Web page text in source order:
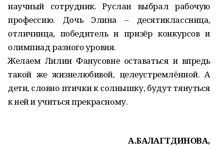
научный сотрудник. Руслан выбрал рабочую
профессию. Дочь Элина – десятиклассница,
отличница, победитель и призёр конкурсов и
олимпиад разного уровня.
Желаем Лилии Фанусовне оставаться и впредь
такой же жизнелюбивой, целеустремлённой. А
дети, словно птички к солнышку, будут тянуться
к ней и учиться прекрасному.
А.БАЛАГТДИНОВА,